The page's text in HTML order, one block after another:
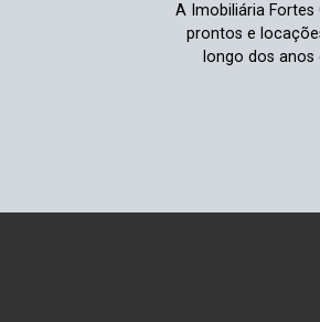
A Imobiliária Fortes
prontos e
longo dos